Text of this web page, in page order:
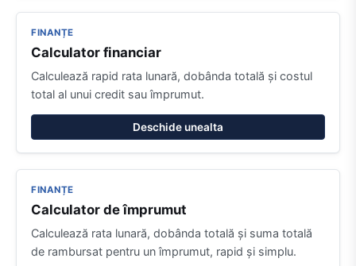
FINANȚE
Calculator financiar
Calculează rapid rata lunară, dobânda totală și costul
total al unui credit sau împrumut.
Deschide unealta
FINANȚE
Calculator de împrumut
Calculează rata lunară, dobânda totală și suma totală
de rambursat pentru un împrumut, rapid și simplu.